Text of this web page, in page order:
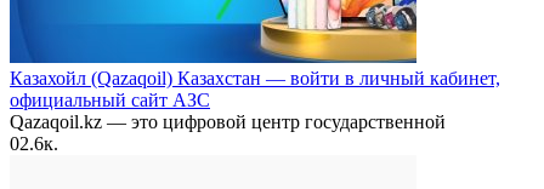
Казахойл (Qazaqoil) Казахстан — войти в личный кабинет,
официальный сайт АЗС
Qazaqoil.kz — это цифровой центр государственной
02.6к.